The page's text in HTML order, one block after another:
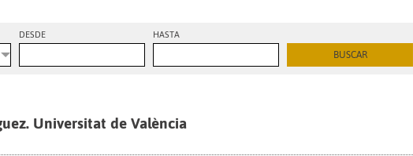
DESDE HASTA
Universitat de València